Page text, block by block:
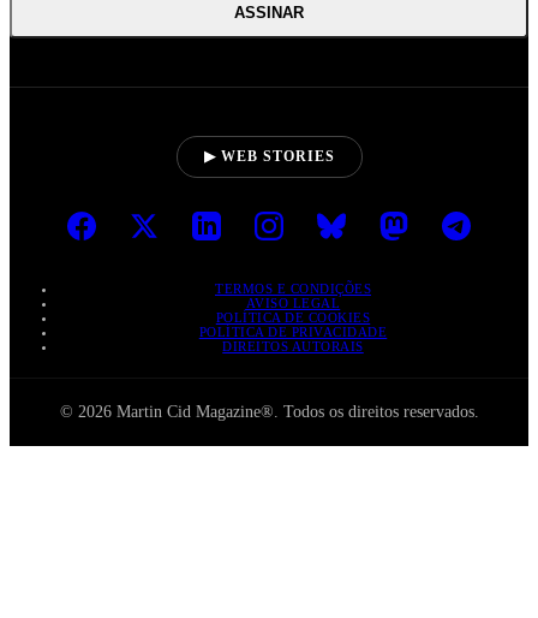
ASSINAR
▶ WEB STORIES
TERMOS E CONDIÇÕES
AVISO LEGAL
POLÍTICA DE COOKIES
POLÍTICA DE PRIVACIDADE
DIREITOS AUTORAIS
© 2026 Martin Cid Magazine®. Todos os direitos reservados.